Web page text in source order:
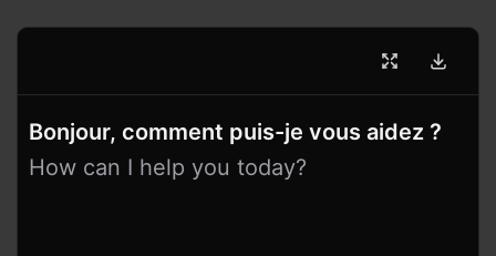
Bonjour, comment puis-je vous aidez ?
How can I help you today?